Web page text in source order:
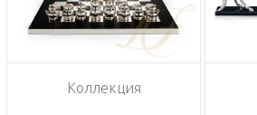
Коллекция